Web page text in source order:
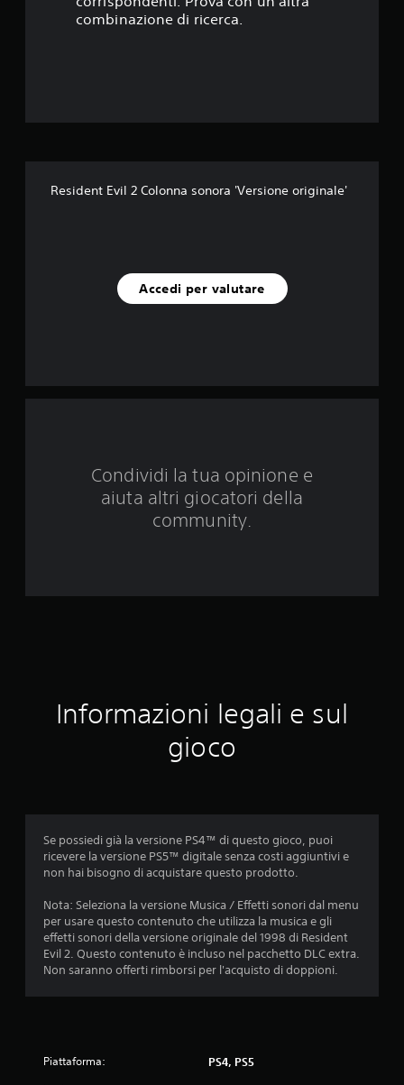
l
e
s
u
t
i
o
i
combinazione di ricerca.
Resident Evil 2 Colonna sonora 'Versione originale'
Accedi per valutare
Condividi la tua opinione e
aiuta altri giocatori della
community.
Informazioni legali e sul
gioco
Se possiedi già la versione PS4™ di questo gioco, puoi
ricevere la versione PS5™ digitale senza costi aggiuntivi e
non hai bisogno di acquistare questo prodotto.
Nota: Seleziona la versione Musica / Effetti sonori dal menu
per usare questo contenuto che utilizza la musica e gli
effetti sonori della versione originale del 1998 di Resident
Evil 2. Questo contenuto è incluso nel pacchetto DLC extra.
Non saranno offerti rimborsi per l'acquisto di doppioni.
Piattaforma: PS4, PS5